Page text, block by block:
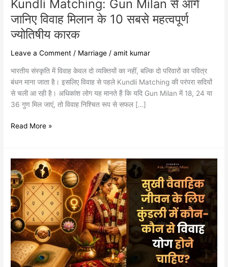
Kundli Matching: Gun Milan से आगे
जानिए विवाह मिलान के 10 सबसे महत्वपूर्ण
ज्योतिषीय कारक
Leave a Comment / Marriage /amit kumar
भारतीय संस्कृति में विवाह केवल दो व्यक्तियों का नहीं, बल्कि दो परिवारों का पवित्र
बंधन माना जाता है। इसलिए विवाह से पहले Kundli Matching की परंपरा सदियों
से चली आ रही है। अधिकांश लोग यह मानते हैं कि यदि Gun Milan में 18, 24 या
36 गुण मिल जाएं, तो विवाह निश्चित रूप से सफल […]
महत्वपूर्ण
ज्योतिषीय
कारक
Read More »
सुखी
वैवाहिक
जीवन
के
लिए
कुंडली
में
कौन-
कौन
से